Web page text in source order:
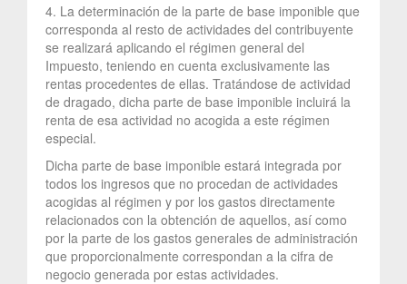
4. La determinación de la parte de base imponible que
corresponda al resto de actividades del contribuyente
se realizará aplicando el régimen general del
Impuesto, teniendo en cuenta exclusivamente las
rentas procedentes de ellas. Tratándose de actividad
de dragado, dicha parte de base imponible incluirá la
renta de esa actividad no acogida a este régimen
especial.
Dicha parte de base imponible estará integrada por
todos los ingresos que no procedan de actividades
acogidas al régimen y por los gastos directamente
relacionados con la obtención de aquellos, así como
por la parte de los gastos generales de administración
que proporcionalmente correspondan a la cifra de
negocio generada por estas actividades.